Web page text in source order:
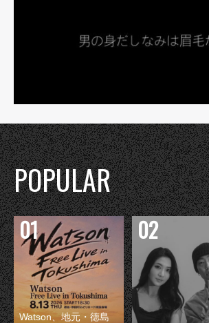
POPULAR
Watson、地元・徳島